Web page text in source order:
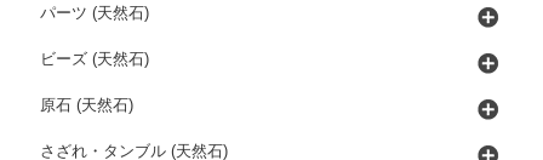
パーツ (天然石)
ビーズ (天然石)
原石 (天然石)
さざれ・タンブル (天然石)